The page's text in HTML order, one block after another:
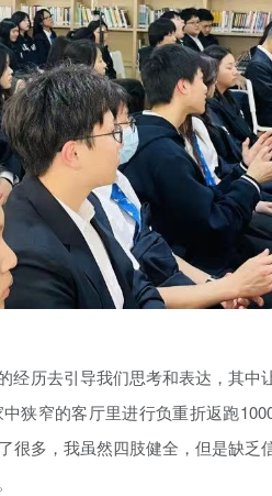
经历去引导我们思考和表达，其中
狭窄的客厅里进行负重折返跑
很多，我虽然四肢健全，但是缺乏